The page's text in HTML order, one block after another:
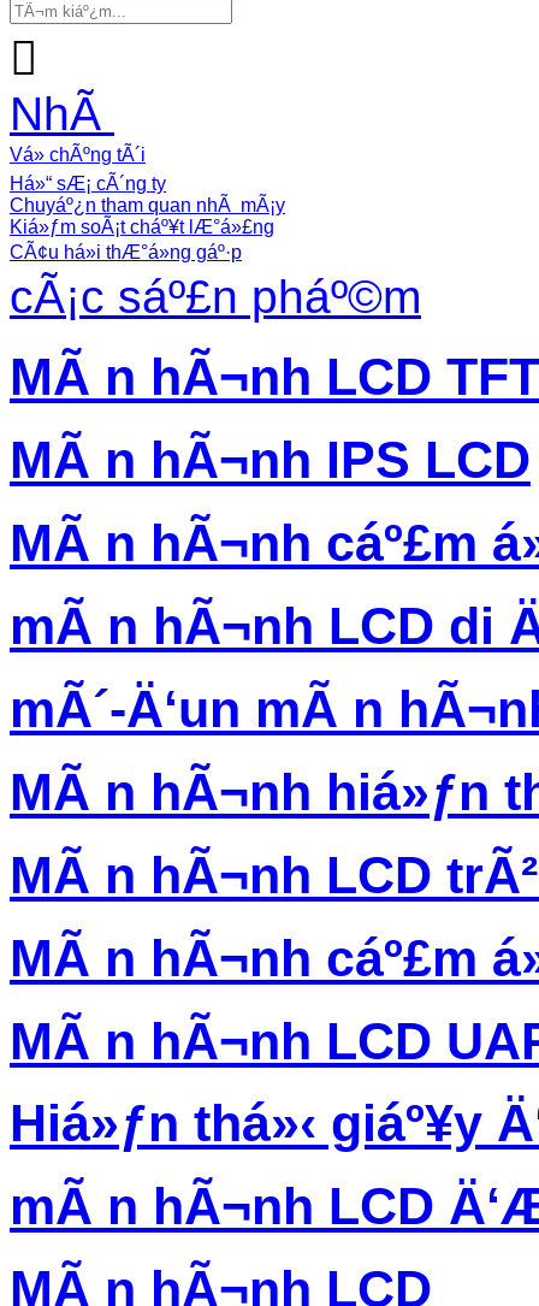

NhÃ
Vá» chÃºng tÃ´i
Há»“ sÆ¡ cÃ´ng ty
Chuyáº¿n tham quan nhÃ mÃ¡y
Kiá»ƒm soÃ¡t cháº¥t lÆ°á»£ng
CÃ¢u há»i thÆ°á»ng gáº·p
cÃ¡c sáº£n pháº©m
MÃ n hÃ¬nh LCD TFT
MÃ n hÃ¬nh IPS LCD
MÃ n hÃ¬nh cáº£m
mÃ n hÃ¬nh LCD di
mÃ´-Ä‘un mÃ n
MÃ n hÃ¬nh hiá»ƒn
MÃ n hÃ¬nh LCD
MÃ n hÃ¬nh cáº£m
MÃ n hÃ¬nh LCD
Hiá»ƒn thá»‹ giáº¥y
mÃ n hÃ¬nh LCD
MÃ n hÃ¬nh LCD